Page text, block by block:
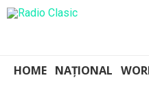
HOME NAȚIONAL